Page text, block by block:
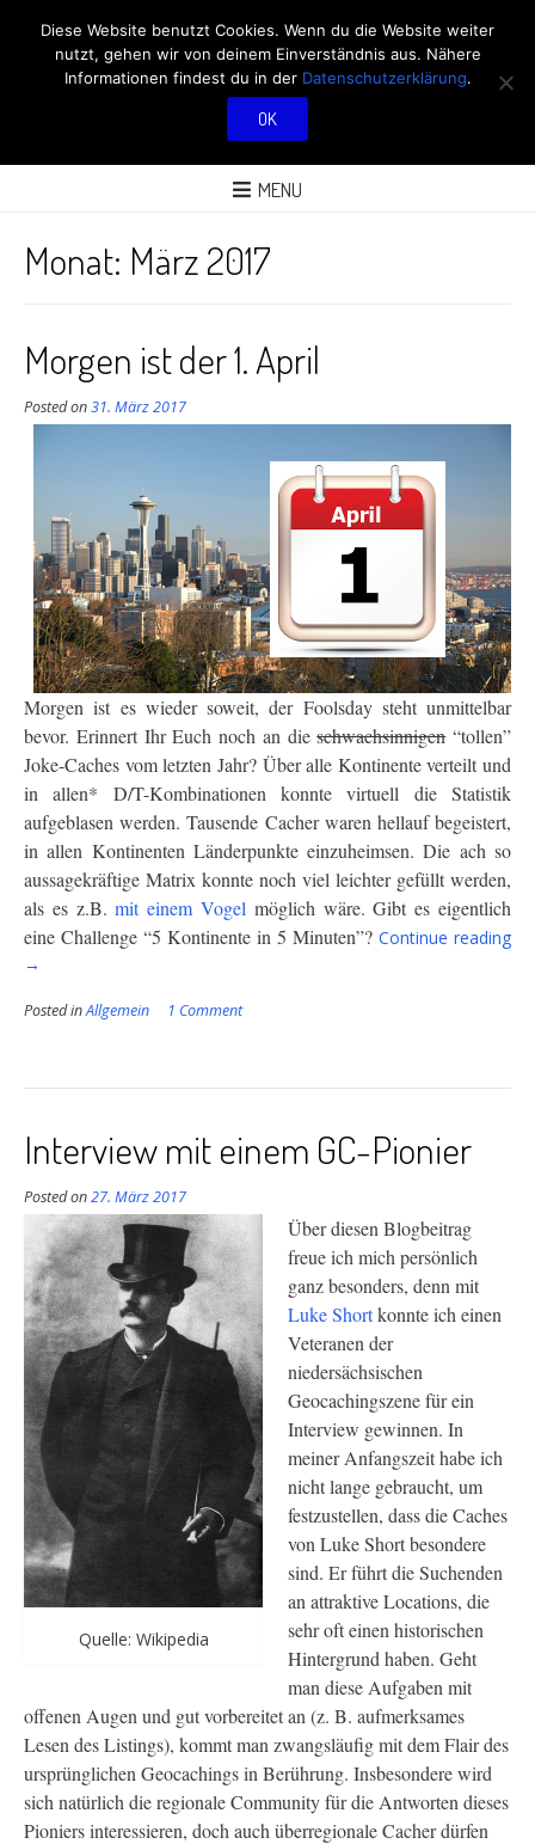
RÖBÜS OUTDOOR
BLOG
MENU
Monat: März 2017
Morgen ist der 1. April
Posted on31. März 2017
Morgen ist es wieder soweit, der Foolsday steht unmittelbar
bevor. Erinnert Ihr Euch noch an dieschwachsinnigen“tollen”
Joke-Caches vom letzten Jahr? Über alle Kontinente verteilt und
in allen* D/T-Kombinationen konnte virtuell die Statistik
aufgeblasen werden. Tausende Cacher waren hellauf begeistert,
in allen Kontinenten Länderpunkte einzuheimsen. Die ach so
aussagekräftige Matrix konnte noch viel leichter gefüllt werden,
als es z.B.mit einem Vogel möglich wäre. Gibt es eigentlich
eine Challenge “5 Kontinente in 5 Minuten”? Continue reading
→
Posted inAllgemein 1 Comment
Interview mit einem GC-Pionier
Posted on27. März 2017
Quelle: Wikipedia
Über diesen Blogbeitrag
freue ich mich persönlich
ganz besonders, denn mit
Luke Shortkonnte ich einen
Veteranen der
niedersächsischen
Geocachingszene für ein
Interview gewinnen. In
meiner Anfangszeit habe ich
nicht lange gebraucht, um
festzustellen, dass die Caches
von Luke Short besondere
sind. Er führt die Suchenden
an attraktive Locations, die
sehr oft einen historischen
Hintergrund haben. Geht
man diese Aufgaben mit
offenen Augen und gut vorbereitet an (z. B. aufmerksames
Lesen des Listings), kommt man zwangsläufig mit dem Flair des
ursprünglichen Geocachings in Berührung. Insbesondere wird
sich natürlich die regionale Community für die Antworten dieses
Pioniers interessieren, doch auch überregionale Cacher dürfen
Diese Website benutzt Cookies. Wenn du die Website weiter
nutzt, gehen wir von deinem Einverständnis aus. Nähere
Informationen findest du in der Datenschutzerklärung.
OK